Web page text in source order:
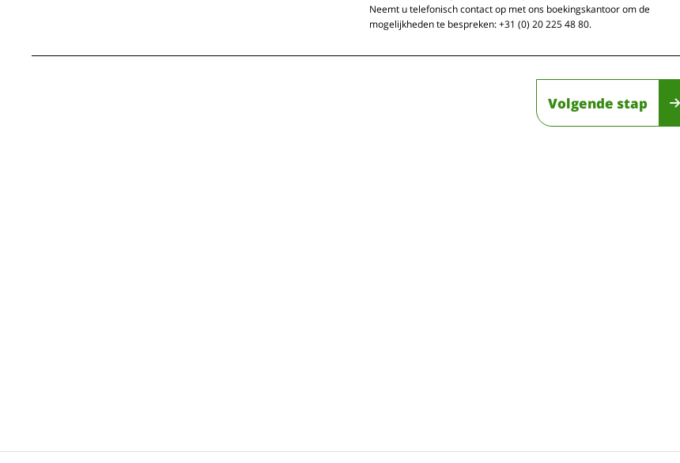
Neemt u telefonisch contact op met ons boekingskantoor om de
mogelijkheden te bespreken: +31 (0) 20 225 48 80.
Volgende stap